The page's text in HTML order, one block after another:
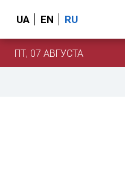
UA EN RU
ПТ, 07 АВГУСТА